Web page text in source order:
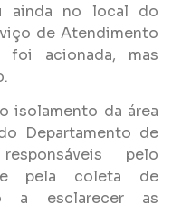
ainda no local do
de Atendimento
foi acionada, mas
isolamento da área
Departamento de
pelo
e pela coleta de
a esclarecer as